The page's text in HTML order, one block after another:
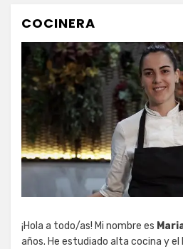
COCINERA
¡Hola a todo/as! Mi nombre es
años. He estudiado alta cocina y el